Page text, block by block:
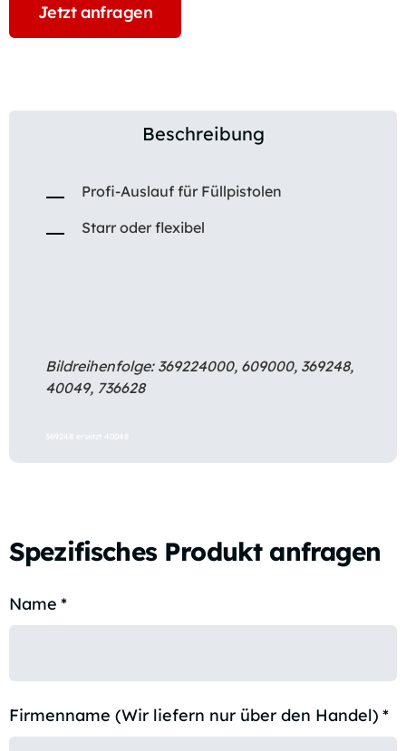
Jetzt anfragen
Beschreibung
Profi-Auslauf für Füllpistolen
Starr oder flexibel
Bildreihenfolge: 369224000, 609000, 369248,
40049, 736628
369248 ersetzt 40048
Spezifisches Produkt anfragen
Name *
Firmenname (Wir liefern nur über den Handel) *